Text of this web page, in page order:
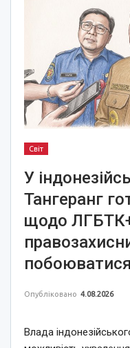
Світ
У
Тангеранг
щодо
Опубліковано 4.08.2026
Влада